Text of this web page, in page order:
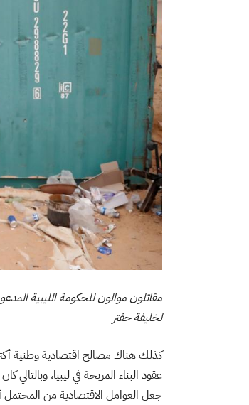
مقاتلون موالون للحكومة الليبية
لخليفة حفتر
كذلك هناك مصالح اقتصادية وطنية أكثر
جعل العوامل الاقتصادية من المحتمل